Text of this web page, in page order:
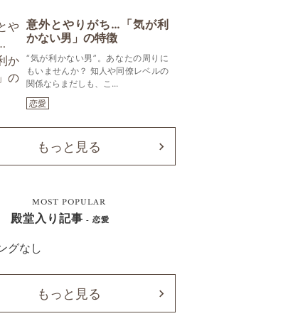
意外とやりがち…「気が利
かない男」の特徴
“気が利かない男”。あなたの周りに
もいませんか？ 知人や同僚レベルの
関係ならまだしも、こ...
恋愛
もっと見る
MOST POPULAR
殿堂入り記事 - 恋愛
グなし
もっと見る